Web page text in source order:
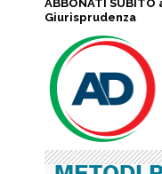
ABBONATI
Giurisprudenza